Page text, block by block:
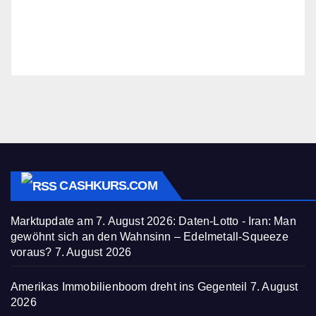
CASHKURS.COM
Marktupdate am 7. August 2026: Daten-Lotto - Iran: Man
gewöhnt sich an den Wahnsinn – Edelmetall-Squeeze
voraus? 7. August 2026
Amerikas Immobilienboom dreht ins Gegenteil 7. August
2026